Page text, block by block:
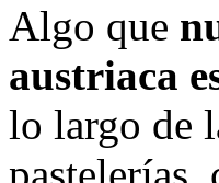
Algo que
austriaca
lo largo de
pastelerías,